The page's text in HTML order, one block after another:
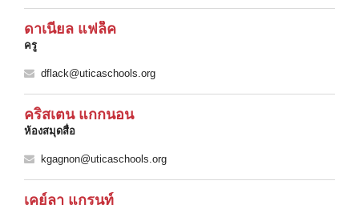
ดาเนียล แฟล็ค
ครู
dflack@uticaschools.org
คริสเตน แกกนอน
ห้องสมุดสื่อ
kgagnon@uticaschools.org
เคย์ลา แกรนท์